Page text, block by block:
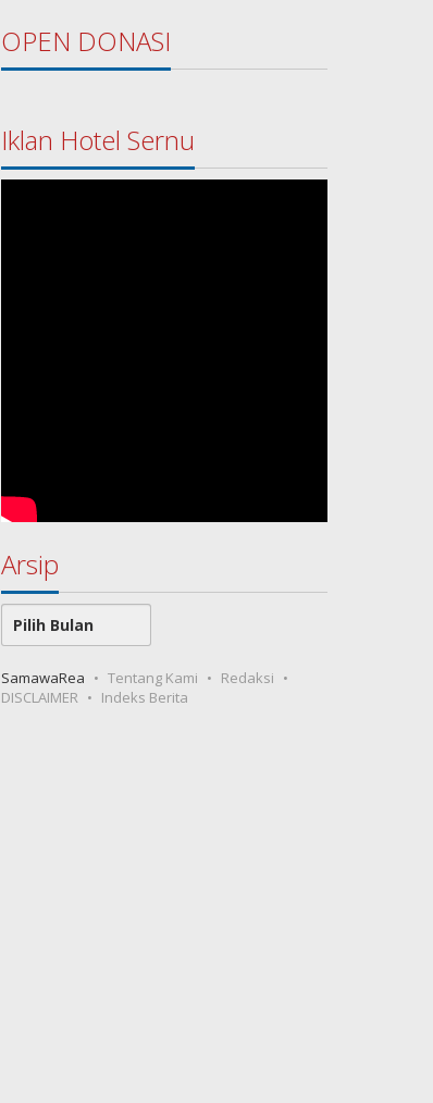
OPEN DONASI
Iklan Hotel Sernu
Arsip
Arsip
SamawaRea Tentang Kami
Redaksi
DISCLAIMER
Indeks Berita